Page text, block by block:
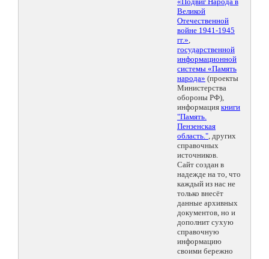
Великой
Отечественной
войне 1941-1945
гг.»,
государственной
информационной
системы «Память
народа» (проекты
Министерства
обороны РФ),
информация книги
"Память.
Пензенская
область.", других
справочных
источников.
Сайт создан в
надежде на то, что
каждый из нас не
только внесёт
данные архивных
документов, но и
дополнит сухую
справочную
информацию
своими бережно